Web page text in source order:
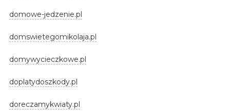
domowe-jedzenie.pl
domswietegomikolaja.pl
domywycieczkowe.pl
doplatydoszkody.pl
doreczamykwiaty.pl